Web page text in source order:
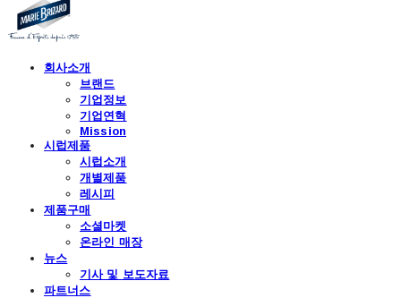
회사소개
브랜드
기업정보
기업연혁
Mission
시럽제품
시럽소개
개별제품
레시피
제품구매
소셜마켓
온라인 매장
뉴스
기사 및 보도자료
파트너스